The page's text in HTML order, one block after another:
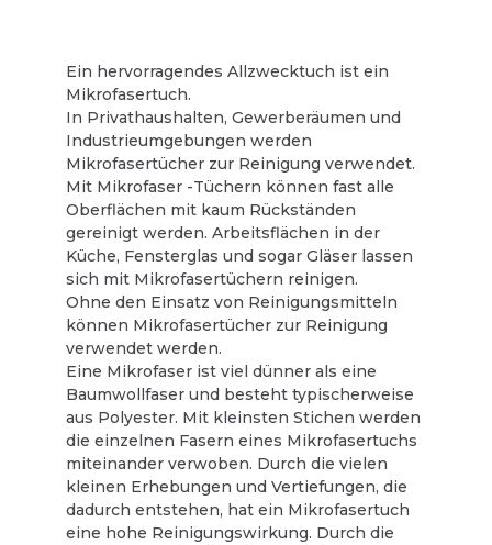
Ein hervorragendes Allzwecktuch ist ein
Mikrofasertuch.
In Privathaushalten, Gewerberäumen und
Industrieumgebungen werden
Mikrofasertücher zur Reinigung verwendet.
Mit Mikrofaser -Tüchern können fast alle
Oberflächen mit kaum Rückständen
gereinigt werden. Arbeitsflächen in der
Küche, Fensterglas und sogar Gläser lassen
sich mit Mikrofasertüchern reinigen.
Ohne den Einsatz von Reinigungsmitteln
können Mikrofasertücher zur Reinigung
verwendet werden.
Eine Mikrofaser ist viel dünner als eine
Baumwollfaser und besteht typischerweise
aus Polyester. Mit kleinsten Stichen werden
die einzelnen Fasern eines Mikrofasertuchs
miteinander verwoben. Durch die vielen
kleinen Erhebungen und Vertiefungen, die
dadurch entstehen, hat ein Mikrofasertuch
eine hohe Reinigungswirkung. Durch die